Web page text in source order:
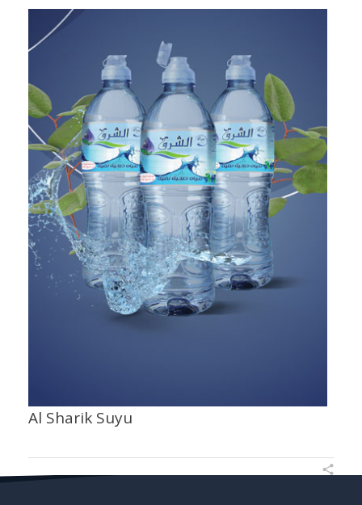
Al Sharik Suyu